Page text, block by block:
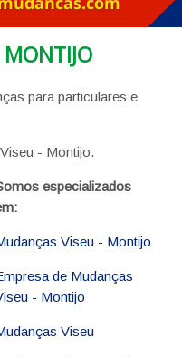
para particulares e
- Montijo.
especializados
Viseu - Montijo
de Mudanças
- Montijo
Viseu